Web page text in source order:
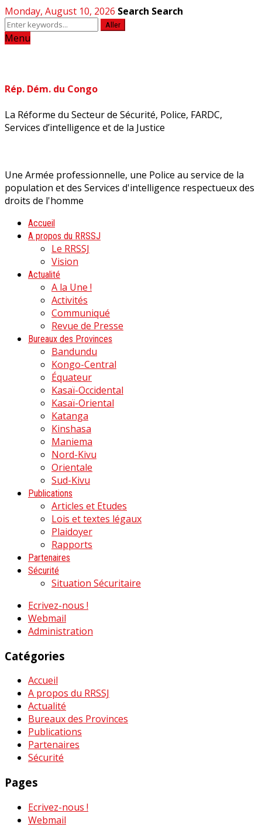
Monday, August 10, 2026 Search Search
Aller
Menu
Rép. Dém. du Congo
La Réforme du Secteur de Sécurité, Police, FARDC,
Services d’intelligence et de la Justice
Une Armée professionnelle, une Police au service de la
population et des Services d'intelligence respectueux des
droits de l'homme
Accueil
A propos du RRSSJ
Le RRSSJ
Vision
Actualité
A la Une !
Activités
Communiqué
Revue de Presse
Bureaux des Provinces
Bandundu
Kongo-Central
Équateur
Kasaï-Occidental
Kasaï-Oriental
Katanga
Kinshasa
Maniema
Nord-Kivu
Orientale
Sud-Kivu
Publications
Articles et Etudes
Lois et textes légaux
Plaidoyer
Rapports
Partenaires
Sécurité
Situation Sécuritaire
Ecrivez-nous !
Webmail
Administration
Catégories
Accueil
A propos du RRSSJ
Actualité
Bureaux des Provinces
Publications
Partenaires
Sécurité
Pages
Ecrivez-nous !
Webmail